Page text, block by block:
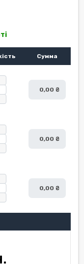
Сумма
0,00 ₴
0,00 ₴
0,00 ₴